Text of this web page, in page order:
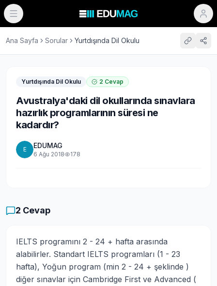
Ana Sayfa Sorular Yurtdışında Dil Okulu
Yurtdışında Dil Okulu 2 Cevap
Avustralya'daki dil okullarında sınavlara
hazırlık programlarının süresi ne
kadardır?
E EDUMAG
6 Ağu 2018 178
2 Cevap
IELTS programını 2 - 24 + hafta arasında
alabilirler. Standart IELTS programları (1 - 23
hafta), Yoğun program (min 2 - 24 + şeklinde )
diğer sınavlar için Cambridge First ve Advanced (